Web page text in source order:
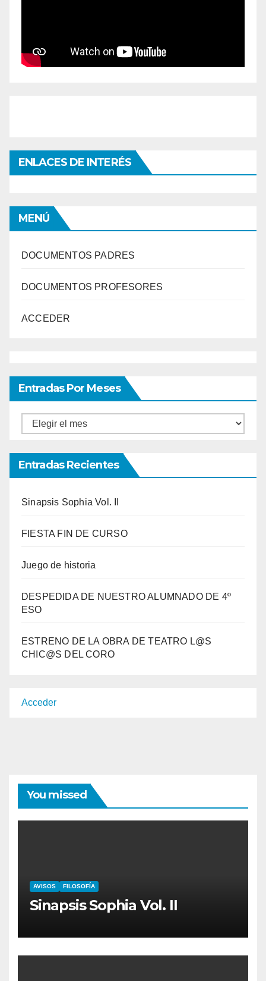
ENLACES DE INTERÉS
MENÚ
DOCUMENTOS PADRES
DOCUMENTOS PROFESORES
ACCEDER
Entradas Por Meses
Entradas
Entradas Recientes
Sinapsis Sophia Vol. II
FIESTA FIN DE CURSO
Juego de historia
DESPEDIDA DE NUESTRO ALUMNADO DE 4º
ESO
ESTRENO DE LA OBRA DE TEATRO L@S
CHIC@S DEL CORO
Acceder
You missed
AVISOS FILOSOFÍA
Sinapsis Sophia Vol. II